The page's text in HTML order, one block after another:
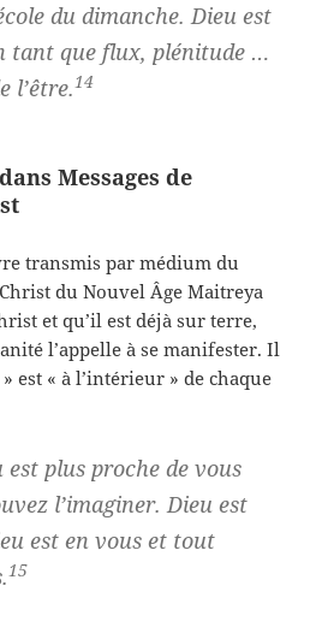
du dimanche. Dieu est
tant que flux, plénitude …
l’être.14
Messages de
transmis par médium du
du Nouvel Âge Maitreya
et qu’il est déjà sur terre,
l’appelle à se manifester. Il
est « à l’intérieur » de chaque
est plus proche de vous
l’imaginer. Dieu est
est en vous et tout
15